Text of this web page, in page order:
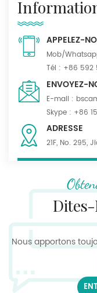
APPELEZ-
Mob/
Tél : +86 592
ENVOYEZ-
E-mail :
Skype : +86
ADRESSE
21F, No. 295,
Dites-
Nous apportons